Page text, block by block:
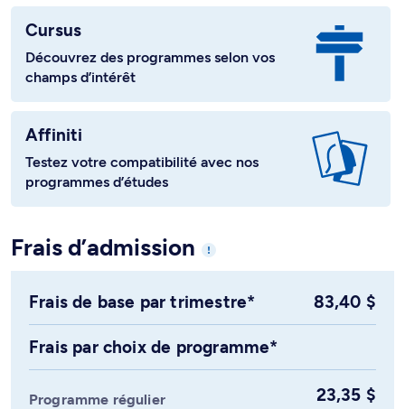
Cursus
Découvrez des programmes selon vos
champs d’intérêt
Affiniti
Testez votre compatibilité avec nos
programmes d’études
Frais d’admission
Frais de base par trimestre* 83,40 $
Frais par choix de programme*
Programme régulier 23,35 $